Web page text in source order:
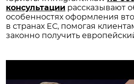
консультации рассказывают
особенностях оформления
в странах ЕС, помогая
законно получить